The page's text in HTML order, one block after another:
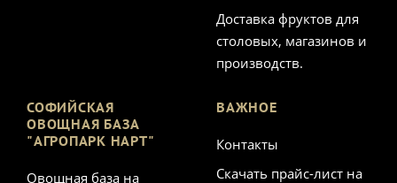
Доставка фруктов для
столовых, магазинов и
производств.
СОФИЙСКАЯ
ОВОЩНАЯ БАЗА
"АГРОПАРК НАРТ"
Овощная база на
ВАЖНОЕ
Контакты
Скачать прайс-лист на